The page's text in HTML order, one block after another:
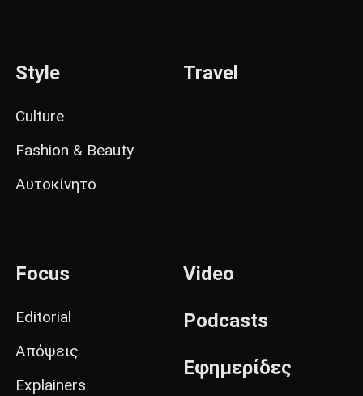
Style
Culture
Fashion & Beauty
Αυτοκίνητο
Travel
Focus
Editorial
Απόψεις
Explainers
Video
Podcasts
Εφημερίδες